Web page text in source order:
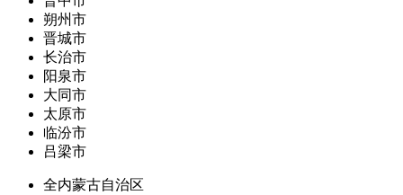
朔州市
晋城市
长治市
阳泉市
大同市
太原市
临汾市
吕梁市
全内蒙古自治区